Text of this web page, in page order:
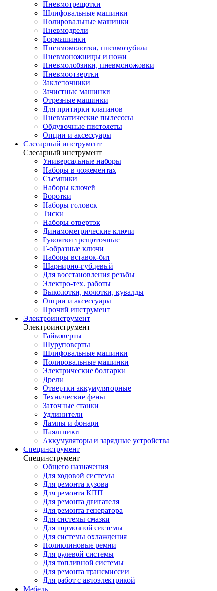
Пневмотрещотки
Шлифовальные машинки
Полировальные машинки
Пневмодрели
Бормашинки
Пневмомолотки, пневмозубила
Пневмоножницы и ножи
Пневмолобзики, пневмоножовки
Пневмоотвертки
Заклепочники
Зачистные машинки
Отрезные машинки
Для притирки клапанов
Пневматические пылесосы
Обдувочные пистолеты
Опции и аксессуары
Слесарный инструмент
Слесарный инструмент
Универсальные наборы
Наборы в ложементах
Съемники
Наборы ключей
Воротки
Наборы головок
Тиски
Наборы отверток
Динамометрические ключи
Рукоятки трещоточные
Г-образные ключи
Наборы вставок-бит
Шарнирно-губцевый
Для восстановления резьбы
Электро-тех. работы
Выколотки, молотки, кувалды
Опции и аксессуары
Прочий инструмент
Электроинструмент
Электроинструмент
Гайковерты
Шуруповерты
Шлифовальные машинки
Полировальные машинки
Электрические болгарки
Дрели
Отвертки аккумуляторные
Технические фены
Заточные станки
Удлинители
Лампы и фонари
Паяльники
Аккумуляторы и зарядные устройства
Специнструмент
Специнструмент
Общего назначения
Для ходовой системы
Для ремонта кузова
Для ремонта КПП
Для ремонта двигателя
Для ремонта генератора
Для системы смазки
Для тормозной системы
Для системы охлаждения
Поликлиновые ремни
Для рулевой системы
Для топливной системы
Для ремонта трансмиссии
Для работ с автоэлектрикой
Мебель